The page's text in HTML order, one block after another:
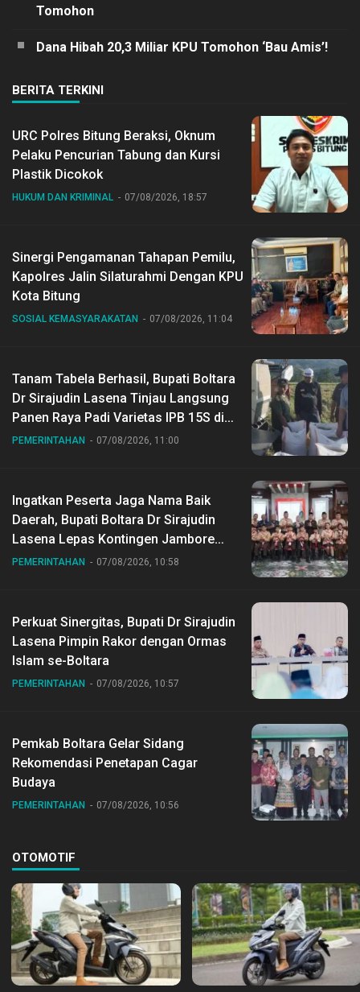
Tomohon
Dana Hibah 20,3 Miliar KPU Tomohon ‘Bau Amis’!
BERITA TERKINI
URC Polres Bitung Beraksi, Oknum
Pelaku Pencurian Tabung dan Kursi
Plastik Dicokok
HUKUM DAN KRIMINAL 07/08/2026, 18:57
Sinergi Pengamanan Tahapan Pemilu,
Kapolres Jalin Silaturahmi Dengan KPU
Kota Bitung
SOSIAL KEMASYARAKATAN 07/08/2026, 11:04
Tanam Tabela Berhasil, Bupati Boltara
Dr Sirajudin Lasena Tinjau Langsung
Panen Raya Padi Varietas IPB 15S di
Desa Gihang
PEMERINTAHAN 07/08/2026, 11:00
Ingatkan Peserta Jaga Nama Baik
Daerah, Bupati Boltara Dr Sirajudin
Lasena Lepas Kontingen Jambore
Nasional ke XII di Buperta Cibubur
PEMERINTAHAN 07/08/2026, 10:58
Perkuat Sinergitas, Bupati Dr Sirajudin
Lasena Pimpin Rakor dengan Ormas
Islam se-Boltara
PEMERINTAHAN 07/08/2026, 10:57
Pemkab Boltara Gelar Sidang
Rekomendasi Penetapan Cagar
Budaya
PEMERINTAHAN 07/08/2026, 10:56
OTOMOTIF